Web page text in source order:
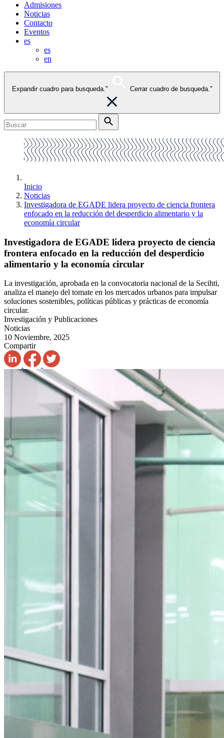
Admisiones
Noticias
Contacto
Eventos
es
es
en
Expandir cuadro para busqueda." Cerrar cuadro de busqueda."
Inicio
Noticias
Investigadora de EGADE lidera proyecto de ciencia frontera
enfocado en la reducción del desperdicio alimentario y la
economía circular
Investigadora de EGADE lidera proyecto de ciencia
frontera enfocado en la reducción del desperdicio
alimentario y la economía circular
La investigación, aprobada en la convocatoria nacional de la Secihti,
analiza el manejo del tomate en los mercados urbanos para impulsar
soluciones sostenibles, políticas públicas y prácticas de economía
circular.
Investigación y Publicaciones
Noticias
10 Noviembre, 2025
Compartir